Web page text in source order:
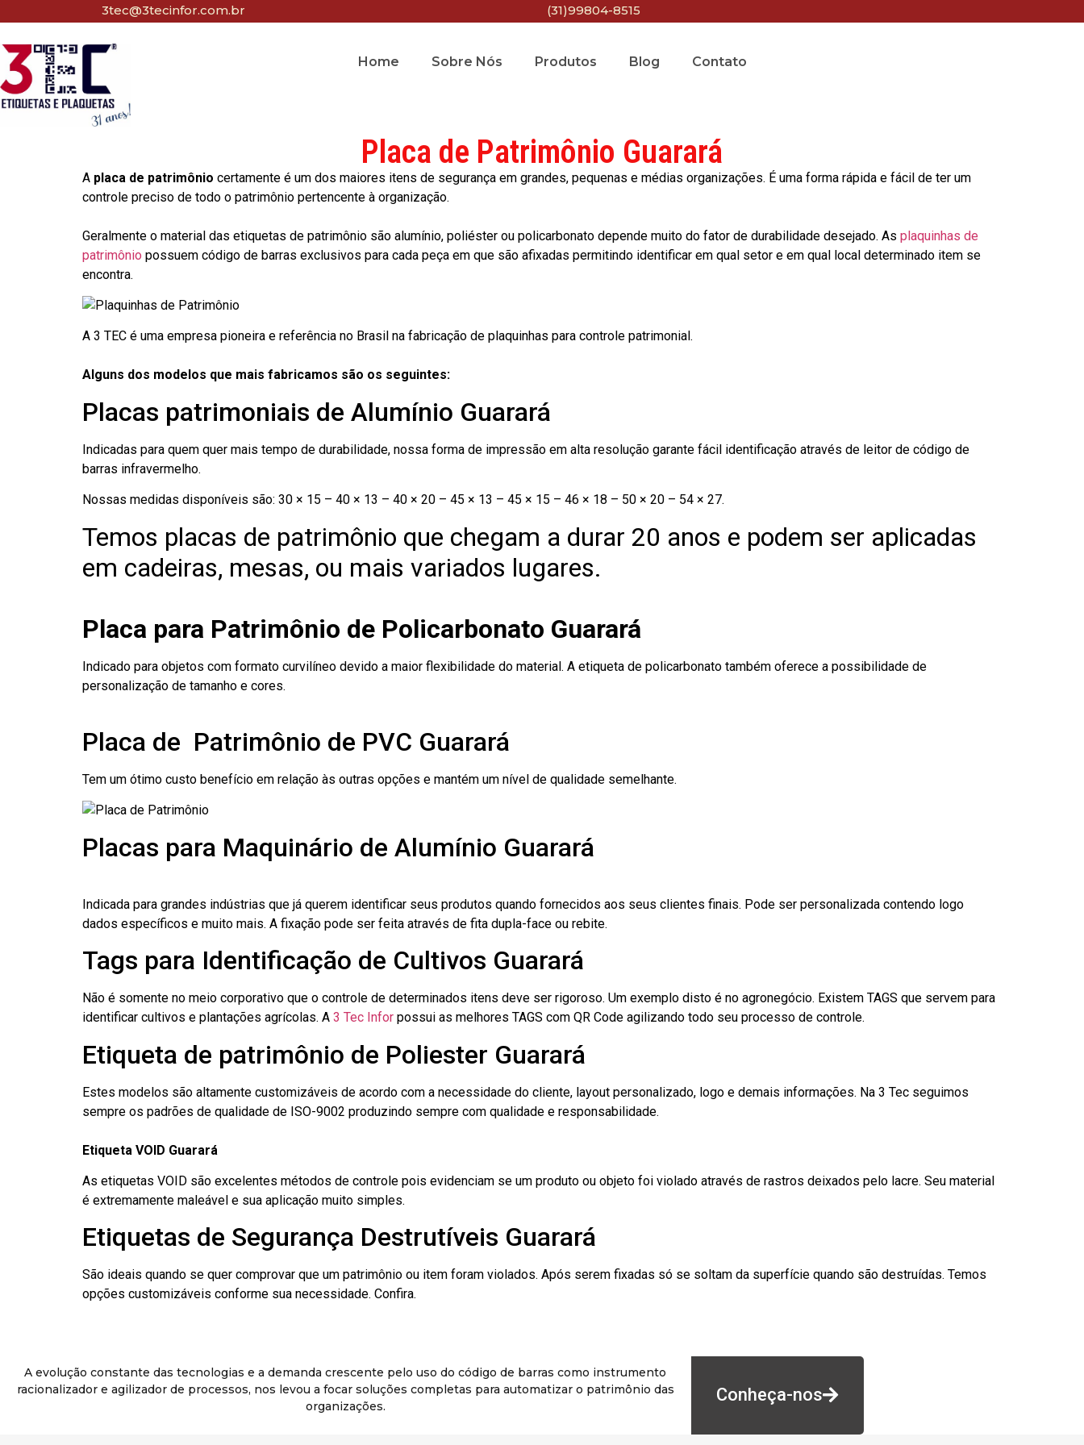
3tec@3tecinfor.com.br (31)99804-8515
Home Sobre Nós Produtos Blog Contato
Placa de Patrimônio Guarará
A placa de patrimônio certamente é um dos maiores itens de segurança em grandes, pequenas e médias organizações. É uma forma rápida e fácil de ter um
controle preciso de todo o patrimônio pertencente à organização.
Geralmente o material das etiquetas de patrimônio são alumínio, poliéster ou policarbonato depende muito do fator de durabilidade desejado. As plaquinhas de
patrimônio possuem código de barras exclusivos para cada peça em que são afixadas permitindo identificar em qual setor e em qual local determinado item se
encontra.
A 3 TEC é uma empresa pioneira e referência no Brasil na fabricação de plaquinhas para controle patrimonial.
Alguns dos modelos que mais fabricamos são os seguintes:
Placas patrimoniais de Alumínio Guarará
Indicadas para quem quer mais tempo de durabilidade, nossa forma de impressão em alta resolução garante fácil identificação através de leitor de código de
barras infravermelho.
Nossas medidas disponíveis são: 30 × 15 – 40 × 13 – 40 × 20 – 45 × 13 – 45 × 15 – 46 × 18 – 50 × 20 – 54 × 27.
Temos placas de patrimônio que chegam a durar 20 anos e podem ser aplicadas
em cadeiras, mesas, ou mais variados lugares.
Placa para Patrimônio de Policarbonato Guarará
Indicado para objetos com formato curvilíneo devido a maior flexibilidade do material. A etiqueta de policarbonato também oferece a possibilidade de
personalização de tamanho e cores.
Placa de Patrimônio de PVC Guarará
Tem um ótimo custo benefício em relação às outras opções e mantém um nível de qualidade semelhante.
Placas para Maquinário de Alumínio Guarará
Indicada para grandes indústrias que já querem identificar seus produtos quando fornecidos aos seus clientes finais. Pode ser personalizada contendo logo
dados específicos e muito mais. A fixação pode ser feita através de fita dupla-face ou rebite.
Tags para Identificação de Cultivos Guarará
Não é somente no meio corporativo que o controle de determinados itens deve ser rigoroso. Um exemplo disto é no agronegócio. Existem TAGS que servem para
identificar cultivos e plantações agrícolas. A 3 Tec Infor possui as melhores TAGS com QR Code agilizando todo seu processo de controle.
Etiqueta de patrimônio de Poliester Guarará
Estes modelos são altamente customizáveis de acordo com a necessidade do cliente, layout personalizado, logo e demais informações. Na 3 Tec seguimos
sempre os padrões de qualidade de ISO-9002 produzindo sempre com qualidade e responsabilidade.
Etiqueta VOID Guarará
As etiquetas VOID são excelentes métodos de controle pois evidenciam se um produto ou objeto foi violado através de rastros deixados pelo lacre. Seu material
é extremamente maleável e sua aplicação muito simples.
Etiquetas de Segurança Destrutíveis Guarará
São ideais quando se quer comprovar que um patrimônio ou item foram violados. Após serem fixadas só se soltam da superfície quando são destruídas. Temos
opções customizáveis conforme sua necessidade. Confira.
A evolução constante das tecnologias e a demanda crescente pelo uso do código de barras como instrumento
racionalizador e agilizador de processos, nos levou a focar soluções completas para automatizar o patrimônio das
organizações.
Conheça-nos